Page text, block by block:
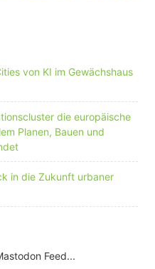
von KI im Gewächshaus
die europäische
Planen, Bauen und
in die Zukunft urbaner
Feed...